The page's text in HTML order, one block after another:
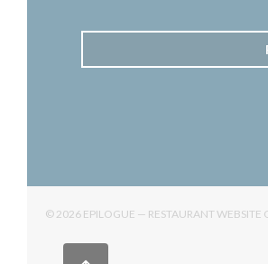
© 2026 EPILOGUE — RESTAURANT WEBSITE